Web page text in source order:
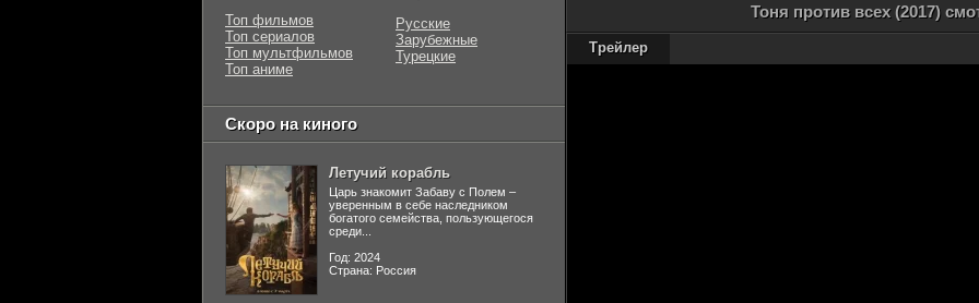
Тоня против всех (2017)
Трейлер
Топ фильмов
Топ сериалов
Топ мультфильмов
Топ аниме
Русские
Зарубежные
Турецкие
Скоро на киного
Летучий корабль
Царь знакомит Забаву с Полем –
уверенным в себе наследником
богатого семейства, пользующегося
среди...
Год: 2024
Страна: Россия